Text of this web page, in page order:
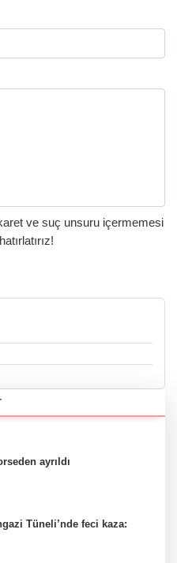
ve suç unsuru içermemesi
ayrıldı
Tüneli’nde feci kaza: